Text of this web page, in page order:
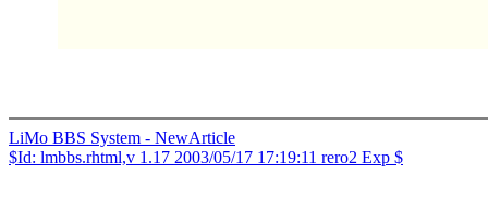
LiMo BBS System - NewArticle
$Id: lmbbs.rhtml,v 1.17 2003/05/17 17:19:11 rero2 Exp $